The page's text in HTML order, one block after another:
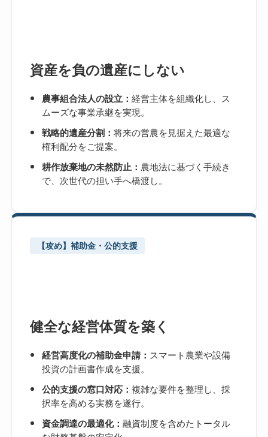
資産を負の遺産にしない
農事組合法人の設立： 経営主体を組織化し、ス
ムーズな事業承継を実現。
戦略的遺産分割： 将来の営農を見据えた最適な
権利配分をご提案。
耕作放棄地の未然防止： 農地法に基づく手続き
で、次世代の担い手へ橋渡し。
【攻め】補助金・公的支援
健全な経営体質を築く
経営高度化の補助金申請： スマート農業や設備
投資の計画書作成を支援。
公的支援の窓口対応： 複雑な要件を整理し、採
択率を高める実務を遂行。
資金調達の最適化： 融資制度を含めたトータル